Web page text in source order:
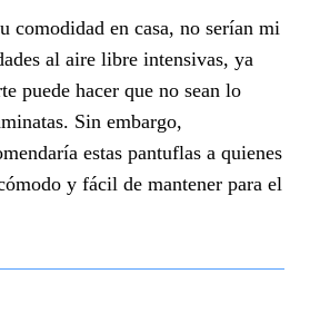
comodidad en casa, no serían mi
al aire libre intensivas, ya
puede hacer que no sean lo
Sin embargo,
estas pantuflas a quienes
y fácil de mantener para el